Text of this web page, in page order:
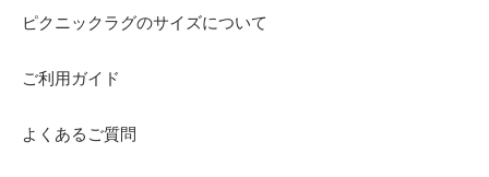
ピクニックラグのサイズについて
ご利用ガイド
よくあるご質問